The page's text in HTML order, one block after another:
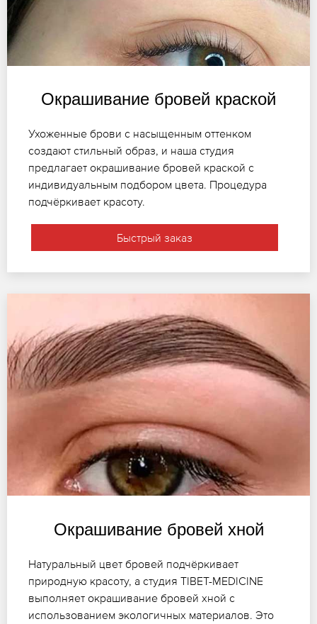
Окрашивание бровей краской
Ухоженные брови с насыщенным оттенком
создают стильный образ, и наша студия
предлагает окрашивание бровей краской с
индивидуальным подбором цвета. Процедура
подчёркивает красоту.
Быстрый заказ
Окрашивание бровей хной
Натуральный цвет бровей подчёркивает
природную красоту, а студия TIBET-MEDICINE
выполняет окрашивание бровей хной с
использованием экологичных материалов. Это